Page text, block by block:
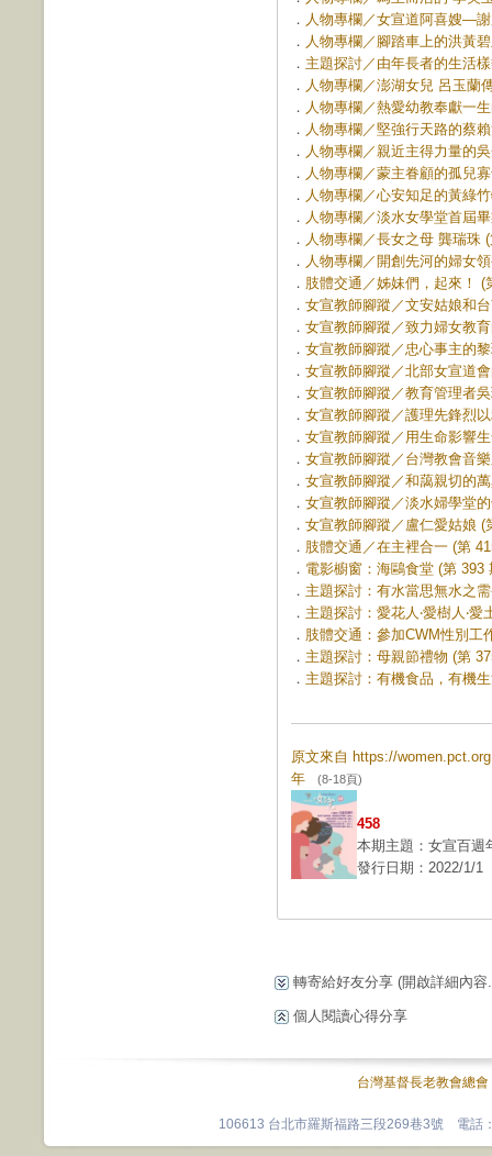
． 人物專欄／女宣道阿喜嫂―
． 人物專欄／腳踏車上的洪黃
． 主題探討／由年長者的生活
． 人物專欄／澎湖女兒 呂玉蘭
． 人物專欄／熱愛幼教奉獻一
． 人物專欄／堅強行天路的蔡
． 人物專欄／親近主得力量的
． 人物專欄／蒙主眷顧的孤兒
． 人物專欄／心安知足的黃綠
． 人物專欄／淡水女學堂首屆
． 人物專欄／長女之母 龔瑞珠
． 人物專欄／開創先河的婦女
． 肢體交通／姊妹們，起來！ (
． 女宣教師腳蹤／文安姑娘和
． 女宣教師腳蹤／致力婦女教
． 女宣教師腳蹤／忠心事主的
． 女宣教師腳蹤／北部女宣道
． 女宣教師腳蹤／教育管理者
． 女宣教師腳蹤／護理先鋒烈
． 女宣教師腳蹤／用生命影響
． 女宣教師腳蹤／台灣教會音
． 女宣教師腳蹤／和藹親切的
． 女宣教師腳蹤／淡水婦學堂
． 女宣教師腳蹤／盧仁愛姑娘 (
． 肢體交通／在主裡合一 (第
． 電影櫥窗：海鷗食堂 (第 393
． 主題探討：有水當思無水之
． 主題探討：愛花人‧愛樹人‧愛
． 肢體交通：參加CWM性別工
． 主題探討：母親節禮物 (第
． 主題探討：有機食品，有機
原文來自 https://
年 (8-18頁)
458
本期主題：女宣百週
發行日期：2022/1/1
轉寄給好友分享 (開啟詳細內容
個人閱讀心得分享
台灣基督長老教會總會
106613 台北市羅斯福路三段269巷3號 電